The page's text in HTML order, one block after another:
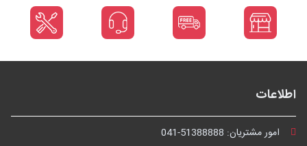
اطلاعات
امور مشتریان: 041-51388888